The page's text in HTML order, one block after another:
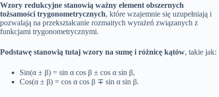
Wzory redukcyjne stanowią ważny element obszernych
tożsamości trygonometrycznych, które wzajemnie się uzupełniają i
pozwalają na przekształcanie rozmaitych wyrażeń związanych z
funkcjami trygonometrycznymi.
Podstawę stanowią tutaj wzory na sumę i różnicę kątów, takie jak:
Sin(α ± β) = sin α cos β ± cos α sin β,
Cos(α ± β) = cos α cos β ∓ sin α sin β.